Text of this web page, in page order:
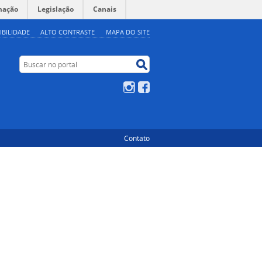
ALTO CONTRASTE MAPA DO SITE
Legislação Canais
Buscar no portal
Instagram
Contato